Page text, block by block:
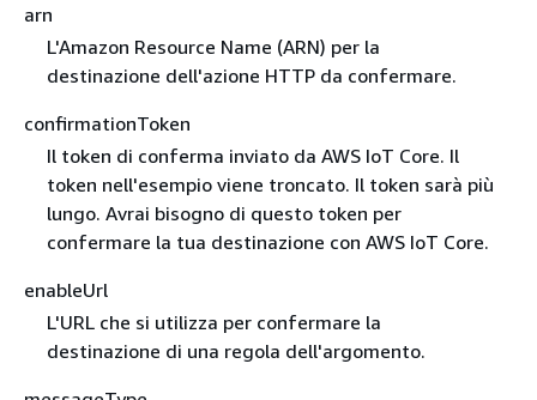
arn
L'Amazon Resource Name (ARN) per la
destinazione dell'azione HTTP da confermare.
confirmationToken
Il token di conferma inviato da AWS IoT Core. Il
token nell'esempio viene troncato. Il token sarà più
lungo. Avrai bisogno di questo token per
confermare la tua destinazione con AWS IoT Core.
enableUrl
L'URL che si utilizza per confermare la
destinazione di una regola dell'argomento.